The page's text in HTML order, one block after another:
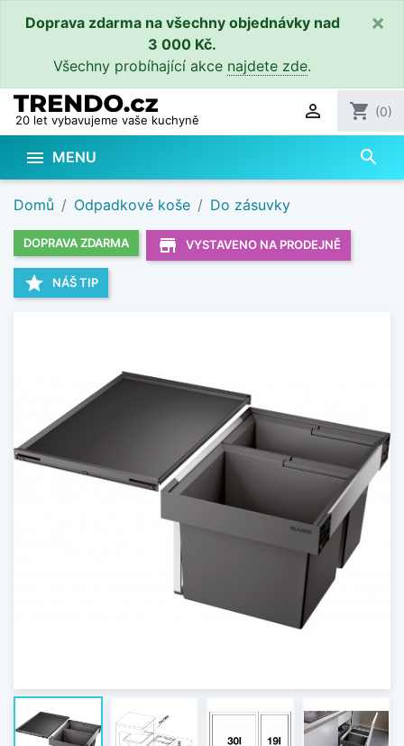
Doprava zdarma na všechny objednávky nad
3 000 Kč.
Všechny probíhající akce najdete zde.
×
20 let vybavujeme vaše kuchyně  shopping_cart (0)
 MENU search
Domů Odpadkové koše Do zásuvky
DOPRAVA ZDARMA store_mall_directory VYSTAVENO NA PRODEJNĚ
star NÁŠ TIP